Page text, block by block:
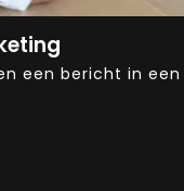
een bericht in een